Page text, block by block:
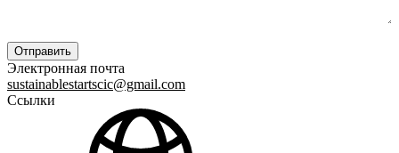
Электронная почта
sustainablestartscic@gmail.com
Ссылки